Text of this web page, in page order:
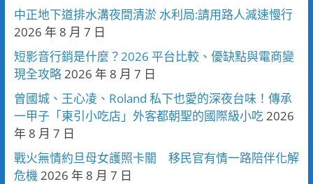
中正地下道排水溝夜間清淤 水利局:請用路人減速慢行
2026 年 8 月 7 日
短影音行銷是什麼？2026 平台比較、優缺點與電商變
現全攻略2026 年 8 月 7 日
曾國城、王心凌、Roland 私下也愛的深夜台味！傳承
一甲子「東引小吃店」外客都朝聖的國際級小吃2026
年 8 月 7 日
戰火無情約旦母女護照卡關 移民官有情一路陪伴化解
危機2026 年 8 月 7 日